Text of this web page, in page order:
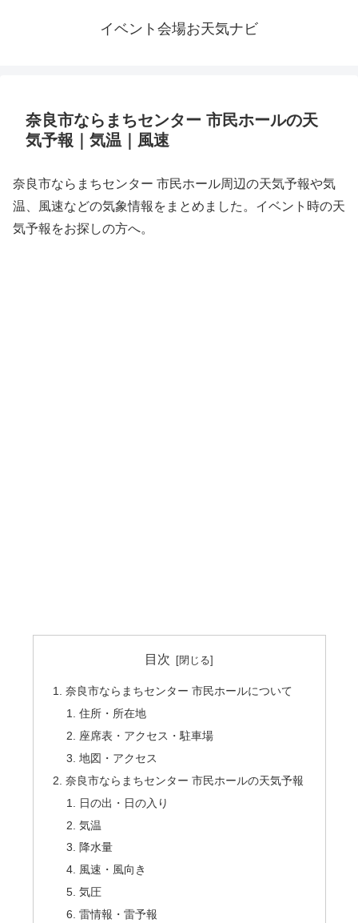
イベント会場お天気ナビ
奈良市ならまちセンター 市民ホールの天
気予報｜気温｜風速
奈良市ならまちセンター 市民ホール周辺の天気予報や気
温、風速などの気象情報をまとめました。イベント時の天
気予報をお探しの方へ。
目次
奈良市ならまちセンター 市民ホールについて
住所・所在地
座席表・アクセス・駐車場
地図・アクセス
奈良市ならまちセンター 市民ホールの天気予報
日の出・日の入り
気温
降水量
風速・風向き
気圧
雷情報・雷予報